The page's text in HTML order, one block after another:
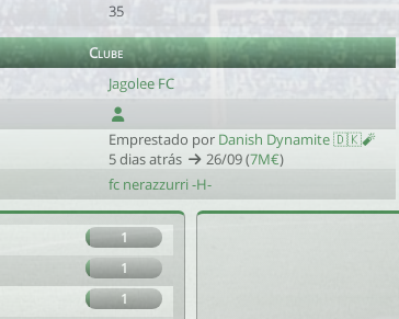
35
Clube
Jagolee FC
Emprestado por Danish Dynamite 🇩🇰🧨
5 dias atrás
26/09 (7M€)
fc nerazzurri -H-
1
1
1